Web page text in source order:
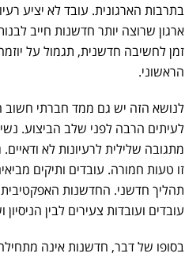
בתרבות הארגונית. עובד לא יציע
ארגון שרוצה יותר חדשנות חייב
זמן לחשיבה חדשנית, תגמול על
הראשוני.
לנושא הזה יש גם ממד חברתי חשוב
לעיתים הרבה לפני שלב הביצוע.
מתגובה שלילית לרעיונות לא
זו טעות חמורה. עובדים ותיקים
תהליך חדשני. החדשנות
עובדים ועובדות צעירים לבין
בסופו של דבר, חדשנות אינה